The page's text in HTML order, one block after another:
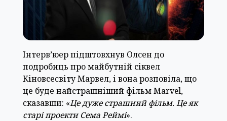
Інтерв’юер підштовхнув Олсен до
подробиць про майбутній сіквел
Кіновсесвіту Марвел, і вона розповіла, що
це буде найстрашніший фільм Marvel,
сказавши: «Це дуже страшний фільм. Це як
старі проекти Сема Реймі».